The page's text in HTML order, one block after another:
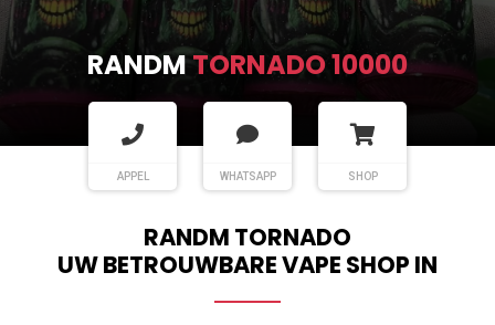
RANDMTORNADO 9000
APPEL WHATSAPP SHOP
RANDM TORNADO
UW BETROUWBARE VAPE SHOP IN